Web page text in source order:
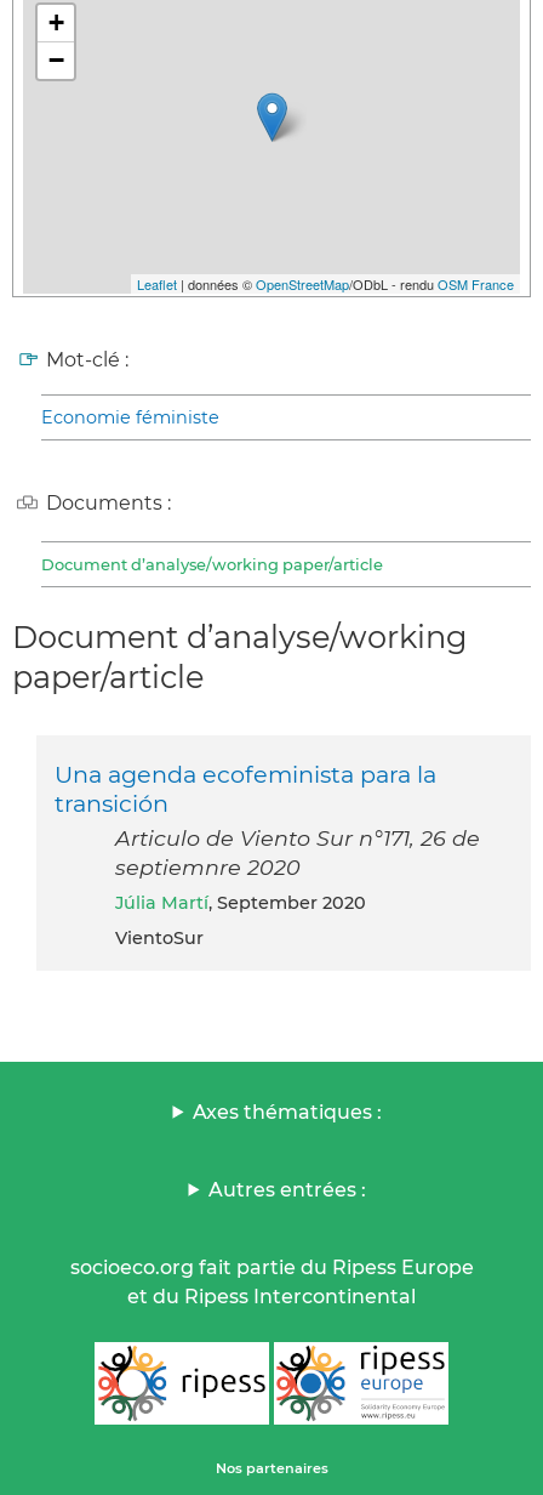
+
−
Leaflet | données ©OpenStreetMap/ODbL - renduOSM France
Mot-clé :
Economie féministe
Documents :
Document d’analyse/working paper/article
Document d’analyse/working
paper/article
Una agenda ecofeminista para la
transición
Articulo de Viento Sur n°171, 26 de
septiemnre 2020
Júlia Martí, September 2020
VientoSur
Axes thématiques :
Autres entrées :
socioeco.org fait partie du Ripess Europe
et du Ripess Intercontinental
Nos partenaires